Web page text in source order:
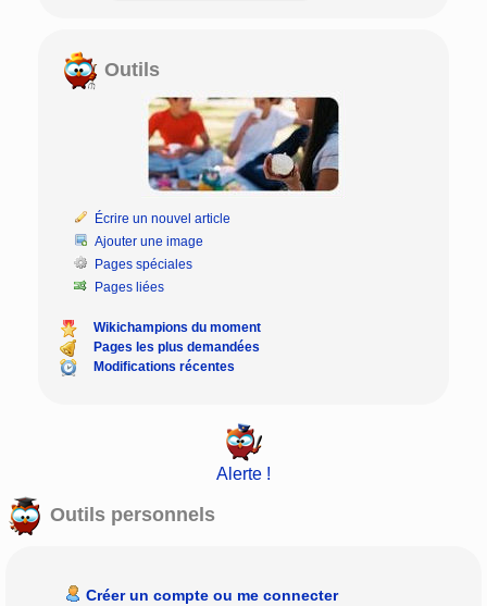
Outils
Écrire un nouvel article
Ajouter une image
Pages spéciales
Pages liées
Wikichampions du moment
Pages les plus demandées
Modifications récentes
Alerte !
Outils personnels
Créer un compte ou me connecter